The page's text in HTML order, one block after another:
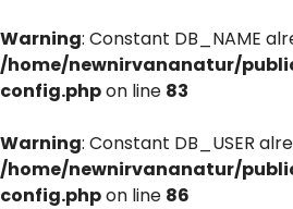
Warning: Constant DB_NAME
/home/newnirvananatur/
config.phpon line 83
Warning: Constant DB_USER
/home/newnirvananatur/
config.phpon line 86